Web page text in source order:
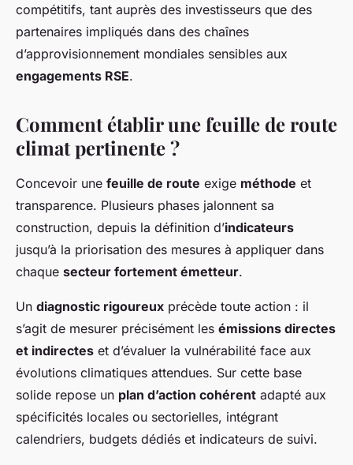
compétitifs, tant auprès des investisseurs que des
partenaires impliqués dans des chaînes
d’approvisionnement mondiales sensibles aux
engagements RSE.
Comment établir une feuille de route
climat pertinente ?
Concevoir une feuille de route exige méthode et
transparence. Plusieurs phases jalonnent sa
construction, depuis la définition d’indicateurs
jusqu’à la priorisation des mesures à appliquer dans
chaque secteur fortement émetteur.
Un diagnostic rigoureux précède toute action : il
s’agit de mesurer précisément les émissions directes
et indirectes et d’évaluer la vulnérabilité face aux
évolutions climatiques attendues. Sur cette base
solide repose un plan d’action cohérent adapté aux
spécificités locales ou sectorielles, intégrant
calendriers, budgets dédiés et indicateurs de suivi.